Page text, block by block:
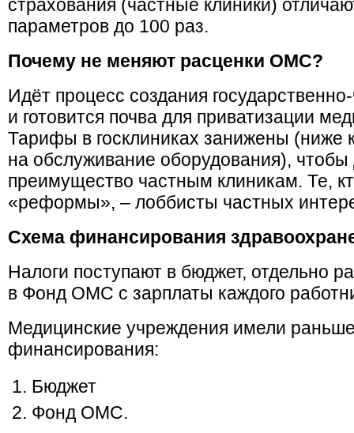
страхования (частные клиники)
параметров до 100 раз.
Почему не меняют расценки ОМС?
Идёт процесс создания
и готовится почва для приватизации
Тарифы в госклиниках занижены (ниже
на обслуживание оборудования), чтобы
преимущество частным клиникам. Те,
«реформы», – лоббисты частных
Схема финансирования
Налоги поступают в бюджет, отдельно
в Фонд ОМС с зарплаты каждого
Медицинские учреждения имели
финансирования:
Бюджет
Фонд ОМС.